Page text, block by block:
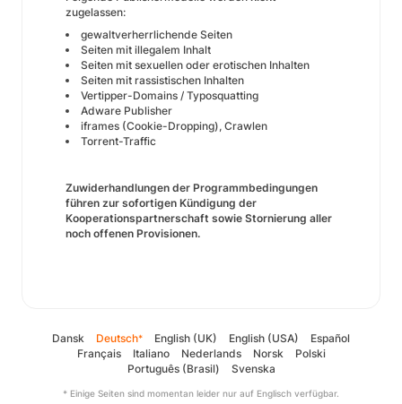
zugelassen:
gewaltverherrlichende Seiten
Seiten mit illegalem Inhalt
Seiten mit sexuellen oder erotischen Inhalten
Seiten mit rassistischen Inhalten
Vertipper-Domains / Typosquatting
Adware Publisher
iframes (Cookie-Dropping), Crawlen
Torrent-Traffic
Zuwiderhandlungen der Programmbedingungen
führen zur sofortigen Kündigung der
Kooperationspartnerschaft sowie Stornierung aller
noch offenen Provisionen.
Dansk Deutsch* English (UK) English (USA)
Español
Français
Italiano Nederlands Norsk
Polski
Português (Brasil)
Svenska
* Einige Seiten sind momentan leider nur auf Englisch verfügbar.